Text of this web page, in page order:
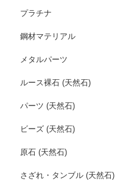
プラチナ
鋼材マテリアル
メタルパーツ
ルース裸石 (天然石)
パーツ (天然石)
ビーズ (天然石)
原石 (天然石)
さざれ・タンブル (天然石)